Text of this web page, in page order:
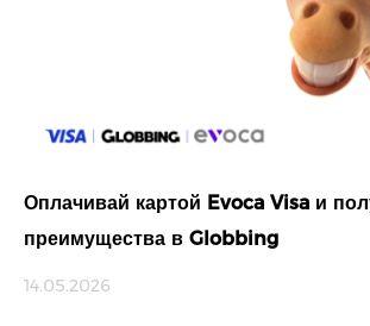
Оплачивай картой Evoca Visa и
преимущества в Globbing
14.05.2026